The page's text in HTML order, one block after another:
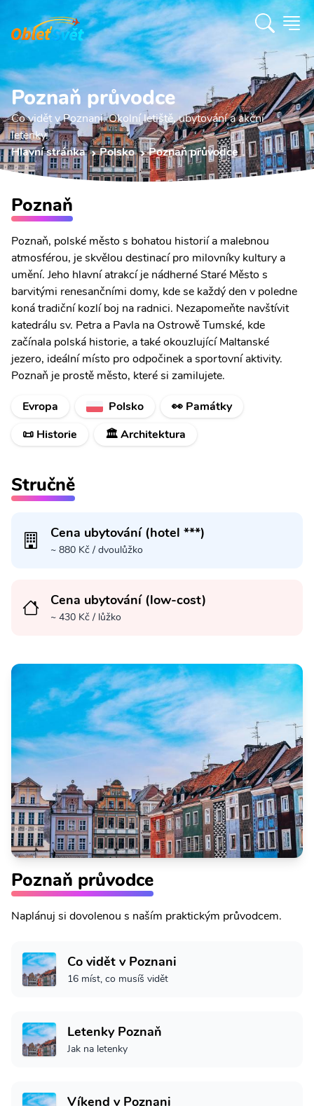
Poznaň průvodce
Co vidět v Poznani. Okolní letiště, ubytování a akční
letenky.
Hlavní stránka
Polsko Poznaň průvodce
Poznaň
Poznaň, polské město s bohatou historií a malebnou
atmosférou, je skvělou destinací pro milovníky kultury a
umění. Jeho hlavní atrakcí je nádherné Staré Město s
barvitými renesančními domy, kde se každý den v poledne
koná tradiční kozlí boj na radnici. Nezapomeňte navštívit
katedrálu sv. Petra a Pavla na Ostrowě Tumské, kde
začínala polská historie, a také okouzlující Maltanské
jezero, ideální místo pro odpočinek a sportovní aktivity.
Poznaň je prostě město, které si zamilujete.
Evropa
Polsko
👀 Památky
📜 Historie
🏛️ Architektura
Stručně
Cena ubytování (hotel ***)
~ 880 Kč / dvoulůžko
Cena ubytování (low-cost)
~ 430 Kč / lůžko
Poznaň průvodce
Naplánuj si dovolenou s naším praktickým průvodcem.
Co vidět v Poznani
16 míst, co musíš vidět
Letenky Poznaň
Jak na letenky
Víkend v Poznani